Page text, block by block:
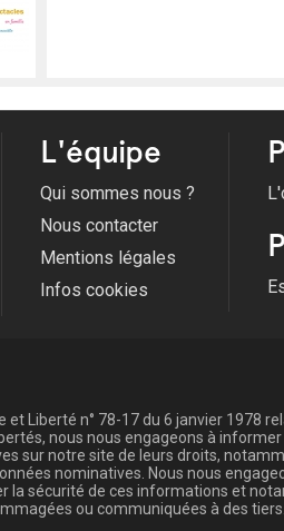
L'équipe
Qui sommes nous ?
Nous contacter
Mentions légales
Infos cookies
Liberté n° 78-17 du 6 janvier 1978
nous nous engageons à
sur notre site de leurs droits,
nominatives. Nous nous
la sécurité de ces informations et
ou communiquées à des tiers.